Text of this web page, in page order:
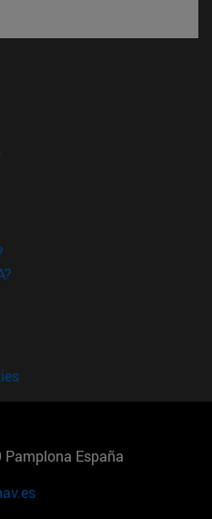
ventana)
(abre en nueva ventana)
en nueva ventana)
España